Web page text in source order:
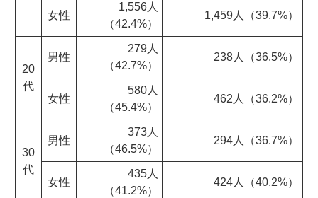
女性
1,556人
（42.4%）
1,459人（39.7%）
20
代
男性
279人
（42.7%）
238人（36.5%）
女性
580人
（45.4%）
462人（36.2%）
30
代
男性
373人
（46.5%）
294人（36.7%）
女性
435人
（41.2%）
424人（40.2%）